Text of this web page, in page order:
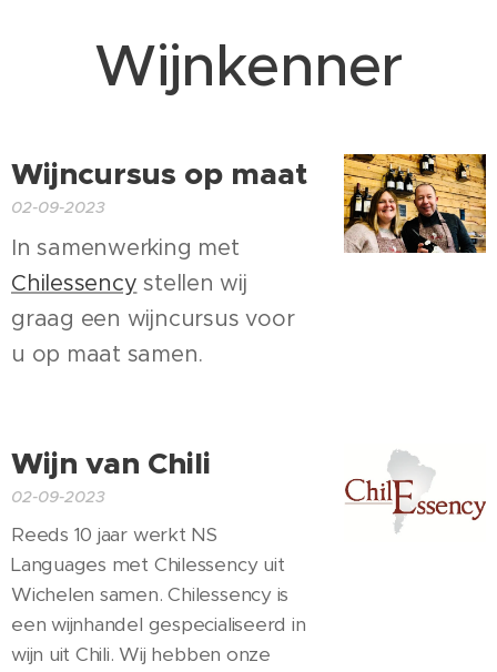
Wijnkenner
Wijncursus op maat
02-09-2023
In samenwerking met
Chilessency stellen wij
graag een wijncursus voor
u op maat samen.
Wijn van Chili
02-09-2023
Reeds 10 jaar werkt NS
Languages met Chilessency uit
Wichelen samen. Chilessency is
een wijnhandel gespecialiseerd in
wijn uit Chili. Wij hebben onze